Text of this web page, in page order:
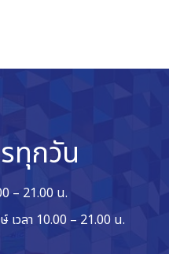
ทุกวัน
– 21.00 น.
เวลา 10.00 – 21.00 น.